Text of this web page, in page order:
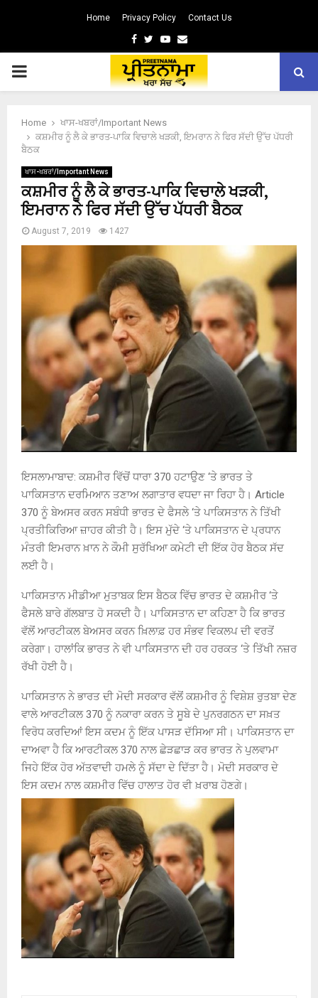
Home Privacy Policy Contact Us
Facebook
TwitterYoutube
Email
PRIMARY
Home
ਖਾਸ-ਖਬਰਾਂ/Important News
ਕਸ਼ਮੀਰ ਨੂੰ ਲੈ ਕੇ ਭਾਰਤ-ਪਾਕਿ ਵਿਚਾਲੇ ਖੜਕੀ, ਇਮਰਾਨ ਨੇ ਫਿਰ ਸੱਦੀ ਉੱਚ ਪੱਧਰੀ
ਬੈਠਕ
ਖਾਸ-ਖਬਰਾਂ/Important News
ਕਸ਼ਮੀਰ ਨੂੰ ਲੈ ਕੇ ਭਾਰਤ-ਪਾਕਿ ਵਿਚਾਲੇ ਖੜਕੀ,
ਇਮਰਾਨ ਨੇ ਫਿਰ ਸੱਦੀ ਉੱਚ ਪੱਧਰੀ ਬੈਠਕ
August 7, 2019 1427
ਇਸਲਾਮਾਬਾਦ: ਕਸ਼ਮੀਰ ਵਿੱਚੋਂ ਧਾਰਾ 370 ਹਟਾਉਣ ‘ਤੇ ਭਾਰਤ ਤੇ
ਪਾਕਿਸਤਾਨ ਦਰਮਿਆਨ ਤਣਾਅ ਲਗਾਤਾਰ ਵਧਦਾ ਜਾ ਰਿਹਾ ਹੈ। Article
370 ਨੂੰ ਬੇਅਸਰ ਕਰਨ ਸਬੰਧੀ ਭਾਰਤ ਦੇ ਫੈਸਲੇ ‘ਤੇ ਪਾਕਿਸਤਾਨ ਨੇ ਤਿੱਖੀ
ਪ੍ਰਤੀਕਿਰਿਆ ਜ਼ਾਹਰ ਕੀਤੀ ਹੈ। ਇਸ ਮੁੱਦੇ ‘ਤੇ ਪਾਕਿਸਤਾਨ ਦੇ ਪ੍ਰਧਾਨ
ਮੰਤਰੀ ਇਮਰਾਨ ਖ਼ਾਨ ਨੇ ਕੌਮੀ ਸੁਰੱਖਿਆ ਕਮੇਟੀ ਦੀ ਇੱਕ ਹੋਰ ਬੈਠਕ ਸੱਦ
ਲਈ ਹੈ।
ਪਾਕਿਸਤਾਨ ਮੀਡੀਆ ਮੁਤਾਬਕ ਇਸ ਬੈਠਕ ਵਿੱਚ ਭਾਰਤ ਦੇ ਕਸ਼ਮੀਰ ‘ਤੇ
ਫੈਸਲੇ ਬਾਰੇ ਗੱਲਬਾਤ ਹੋ ਸਕਦੀ ਹੈ। ਪਾਕਿਸਤਾਨ ਦਾ ਕਹਿਣਾ ਹੈ ਕਿ ਭਾਰਤ
ਵੱਲੋਂ ਆਰਟੀਕਲ ਬੇਅਸਰ ਕਰਨ ਖ਼ਿਲਾਫ਼ ਹਰ ਸੰਭਵ ਵਿਕਲਪ ਦੀ ਵਰਤੋਂ
ਕਰੇਗਾ। ਹਾਲਾਂਕਿ ਭਾਰਤ ਨੇ ਵੀ ਪਾਕਿਸਤਾਨ ਦੀ ਹਰ ਹਰਕਤ ‘ਤੇ ਤਿੱਖੀ ਨਜ਼ਰ
ਰੱਖੀ ਹੋਈ ਹੈ।
ਪਾਕਿਸਤਾਨ ਨੇ ਭਾਰਤ ਦੀ ਮੋਦੀ ਸਰਕਾਰ ਵੱਲੋਂ ਕਸ਼ਮੀਰ ਨੂੰ ਵਿਸ਼ੇਸ਼ ਰੁਤਬਾ ਦੇਣ
ਵਾਲੇ ਆਰਟੀਕਲ 370 ਨੂੰ ਨਕਾਰਾ ਕਰਨ ਤੇ ਸੂਬੇ ਦੇ ਪੁਨਰਗਠਨ ਦਾ ਸਖ਼ਤ
ਵਿਰੋਧ ਕਰਦਿਆਂ ਇਸ ਕਦਮ ਨੂੰ ਇੱਕ ਪਾਸੜ ਦੱਸਿਆ ਸੀ। ਪਾਕਿਸਤਾਨ ਦਾ
ਦਾਅਵਾ ਹੈ ਕਿ ਆਰਟੀਕਲ 370 ਨਾਲ ਛੇੜਛਾੜ ਕਰ ਭਾਰਤ ਨੇ ਪੁਲਵਾਮਾ
ਜਿਹੇ ਇੱਕ ਹੋਰ ਅੱਤਵਾਦੀ ਹਮਲੇ ਨੂੰ ਸੱਦਾ ਦੇ ਦਿੱਤਾ ਹੈ। ਮੋਦੀ ਸਰਕਾਰ ਦੇ
ਇਸ ਕਦਮ ਨਾਲ ਕਸ਼ਮੀਰ ਵਿੱਚ ਹਾਲਾਤ ਹੋਰ ਵੀ ਖ਼ਰਾਬ ਹੋਣਗੇ।